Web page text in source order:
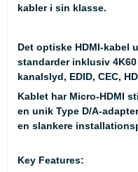
kabler i sin klasse.
Det optiske HDMI-kabel
standarder inklusiv
kanalslyd, EDID, CEC,
Kablet har Micro-HDMI
en unik Type D/A-
en slankere
Key Features: